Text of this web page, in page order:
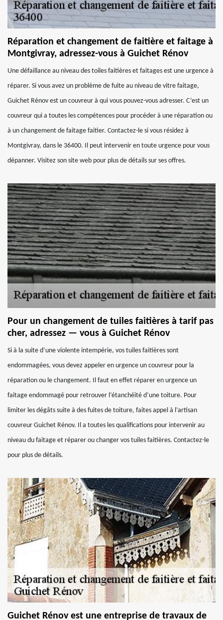
Réparation et changement de faitière et faitage à
Montgivray, adressez-vous à Guichet Rénov
Une défaillance au niveau des toiles faitières et faitages est une urgence à
réparer. Si vous avez un problème de fuite au niveau de vitre faitage,
Guichet Rénov est un couvreur à qui vous pouvez-vous adresser. C’est un
couvreur qui a toutes les compétences pour procéder à une réparation ou
à un changement de faitage faitier. Contactez-le si vous résidez à
Montgivray, dans le 36400. Il peut intervenir en toute urgence pour vous
dépanner. Visitez son site web pour plus de détails sur ses offres.
Pour un changement de tuiles faitières à tarif pas
cher, adressez — vous à Guichet Rénov
Si à la suite d’une violente intempérie, vos tuiles faitières sont
endommagées, vous devez appeler en urgence un couvreur pour la
réparation ou le changement. Il faut en effet réparer en urgence un
faitage endommagé pour retrouver l’étanchéité d’une toiture. Pour
limiter les dégâts suite à des fuites de toiture, faites appel à l’artisan
couvreur Guichet Rénov. Il a toutes les qualifications pour intervenir au
niveau du faitage et réparer ou changer vos tuiles faitières. Contactez-le
pour plus de détails.
Guichet Rénov est une entreprise de travaux de